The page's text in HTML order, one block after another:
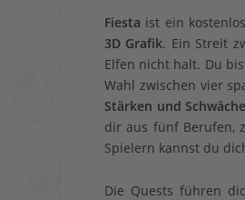
Fiesta ist ein
3D Grafik. Ein Streit
Elfen nicht halt. Du
Wahl zwischen vier
Stärken und
dir aus fünf Berufen,
Spielern kannst du
Die Quests führen